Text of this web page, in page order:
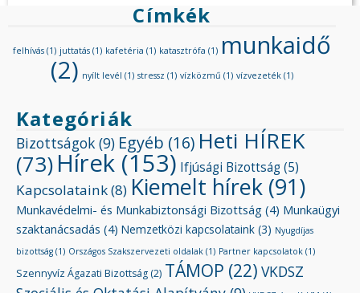
Címkék
felhívás (1) juttatás (1) kafetéria (1) katasztrófa (1) munkaidő
(2) nyílt levél (1) stressz (1) vízközmű (1) vízvezeték (1)
Kategóriák
Bizottságok (9) Egyéb (16) Heti HÍREK
(73)Hírek (153) Ifjúsági Bizottság(5)
Kapcsolataink(8) Kiemelt hírek (91)
Munkavédelmi- és Munkabiztonsági Bizottság (4) Munkaügyi
szaktanácsadás (4) Nemzetközi kapcsolataink (3) Nyugdíjas
bizottság (1) Országos Szakszervezeti oldalak (1) Partner kapcsolatok (1)
Szennyvíz Ágazati Bizottság (2) TÁMOP (22) VKDSZ